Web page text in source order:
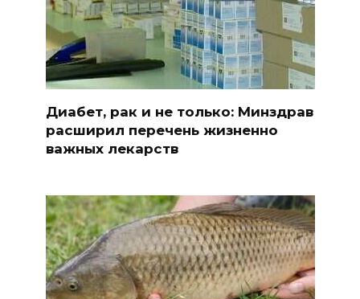
Диабет, рак и не только: Минздрав
расширил перечень жизненно
важных лекарств